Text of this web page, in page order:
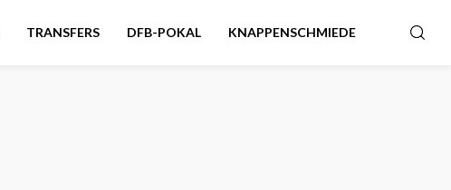
TRANSFERS DFB-POKAL KNAPPENSCHMIEDE